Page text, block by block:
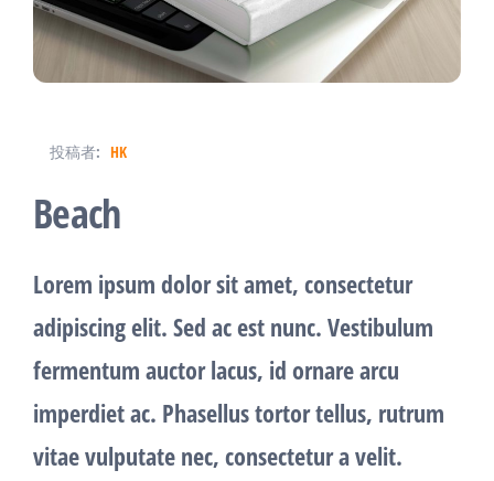
投稿者: HK
Beach
Lorem ipsum dolor sit amet, consectetur
adipiscing elit. Sed ac est nunc. Vestibulum
fermentum auctor lacus, id ornare arcu
imperdiet ac. Phasellus tortor tellus, rutrum
vitae vulputate nec, consectetur a velit.